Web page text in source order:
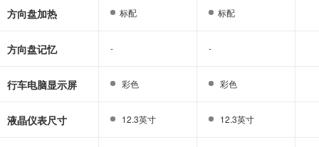
方向盘加热 标配 标配
方向盘记忆 - -
行车电脑显示屏 彩色 彩色
液晶仪表尺寸 12.3英寸 12.3英寸
标配 标配
- -
彩色 彩色
12.3英寸 12.3英寸